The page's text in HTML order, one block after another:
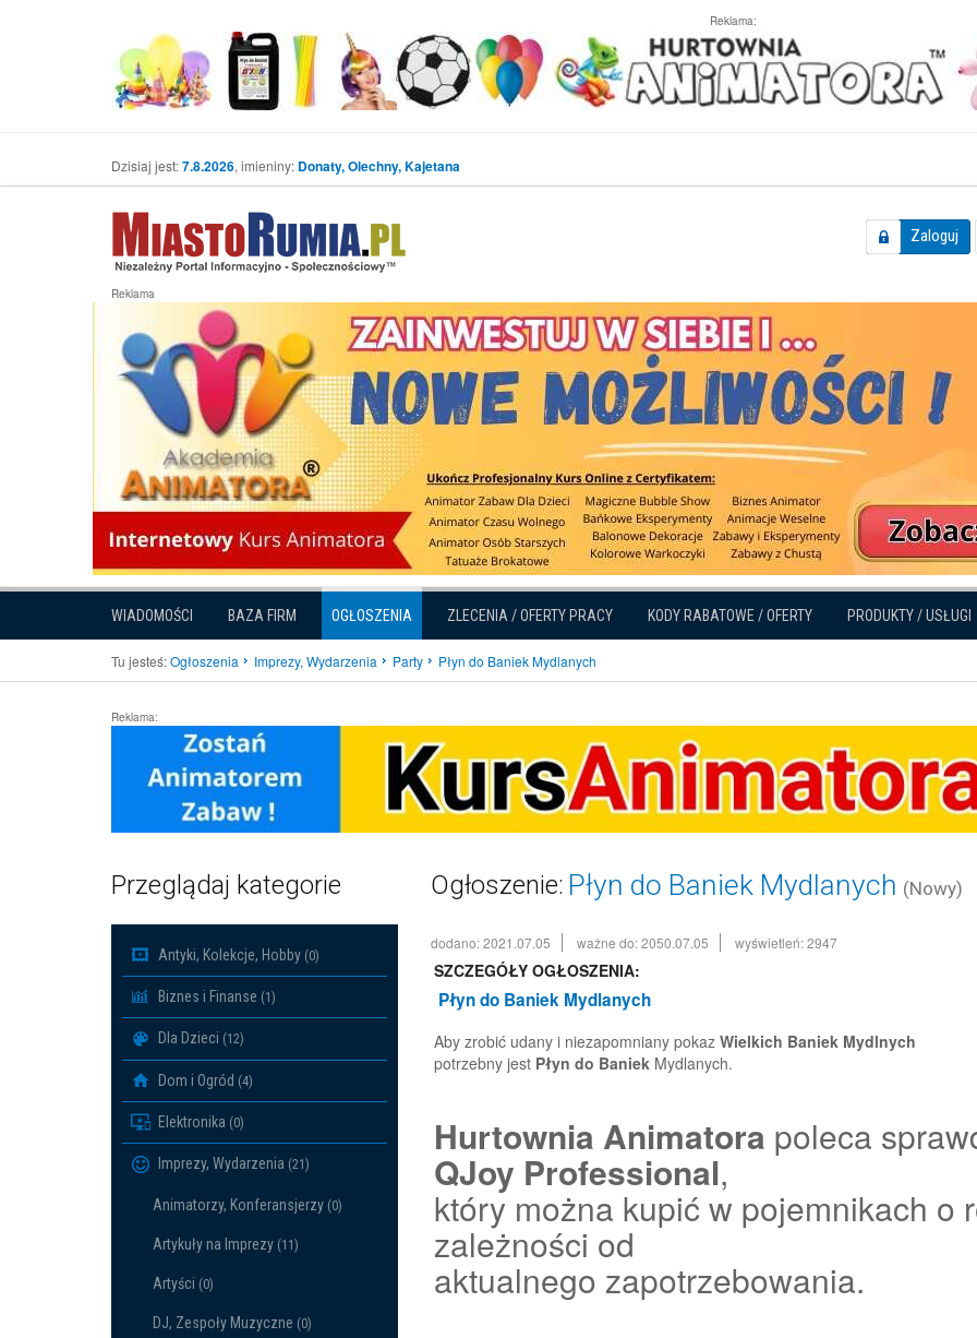
Reklama:
Dzisiaj jest:7.8.2026, imieniny: Donaty, Olechny, Kajetana
Zaloguj
Reklama
WIADOMOŚCI BAZA FIRM OGŁOSZENIA ZLECENIA / OFERTY PRACY KODY RABATOWE / OFERTY PRODUKTY / USŁUGI
Tu jesteś:Ogłoszenia Imprezy, Wydarzenia Party Płyn do Baniek Mydlanych
Reklama:
Przeglądaj kategorie
Antyki, Kolekcje, Hobby (0)
Biznes i Finanse (1)
Dla Dzieci (12)
Dom i Ogród (4)
Elektronika (0)
Imprezy, Wydarzenia (21)
Animatorzy, Konferansjerzy (0)
Artykuły na Imprezy (11)
Artyści (0)
DJ, Zespoły Muzyczne (0)
Ogłoszenie: Płyn do Baniek Mydlanych (Nowy)
dodano: 2021.07.05 ważne do: 2050.07.05 wyświetleń: 2947
SZCZEGÓŁY OGŁOSZENIA:
Płyn do BaniekMydlanych
Aby zrobić udany i niezapomniany pokaz Wielkich Baniek Mydlnych
potrzebny jest Płyn do Baniek Mydlanych.
Hurtownia Animatora poleca
QJoy Professional,
który można kupić w pojemnikach o
zależności od
aktualnego zapotrzebowania.